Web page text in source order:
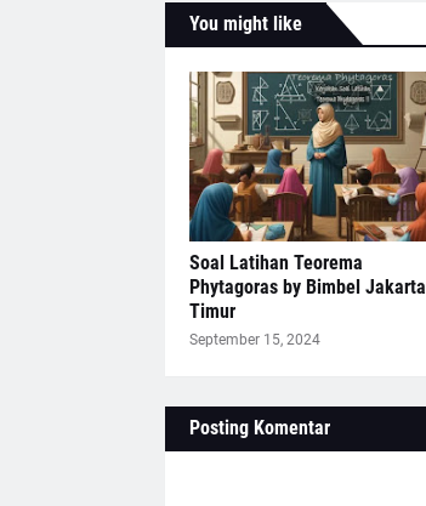
You might like
Soal Latihan Teorema
Phytagoras by Bimbel Jakarta
Timur
September 15, 2024
Posting Komentar